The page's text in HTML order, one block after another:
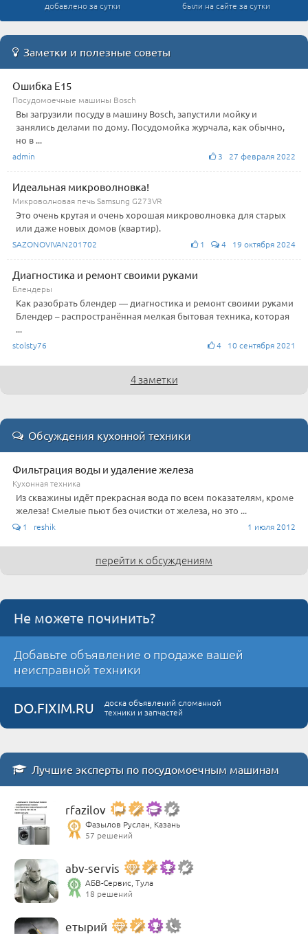
добавлено за сутки были на сайте за сутки
Заметки и полезные советы
Ошибка E15
Посудомоечные машины Bosch
Вы загрузили посуду в машину Bosch, запустили мойку и
занялись делами по дому. Посудомойка журчала, как обычно,
но в ...
admin 3 27 февраля 2022
Идеальная микроволновка!
Микроволновая печь Samsung G273VR
Это очень крутая и очень хорошая микроволновка для старых
или даже новых домов (квартир).
SAZONOVIVAN201702 1 4 19 октября 2024
Диагностика и ремонт своими руками
Блендеры
Как разобрать блендер — диагностика и ремонт своими руками
Блендер – распространённая мелкая бытовая техника, которая
...
stolsty76 4 10 сентября 2021
4 заметки
Обсуждения кухонной техники
Фильтрация воды и удаление железа
Кухонная техника
Из скважины идёт прекрасная вода по всем показателям, кроме
железа! Смелые пьют без очистки от железа, но это ...
1 reshik 1 июля 2012
перейти к обсуждениям
Не можете починить?
Добавьте объявление о продаже вашей
неисправной техники
DO.FIXIM.RU
доска объявлений сломанной
техники и запчастей
Лучшие эксперты по посудомоечным машинам
rfazilov
Фазылов Руслан, Казань
57 решений
abv-servis
АБВ-Сервис, Тула
18 решений
етырий